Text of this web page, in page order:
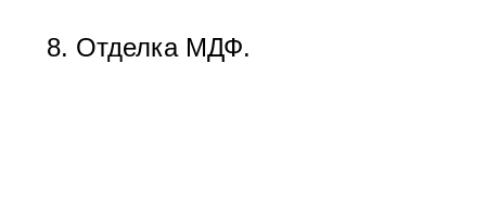
Отделка МДФ.